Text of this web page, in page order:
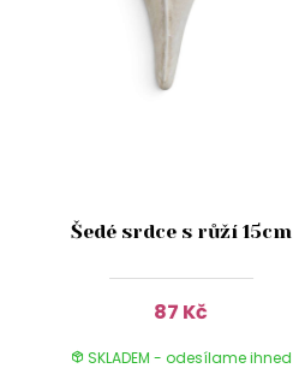
Šedé srdce s růží 15cm
87 Kč
SKLADEM - odesílame ihned